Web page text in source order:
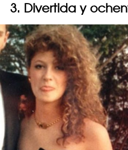
3. Divertida y